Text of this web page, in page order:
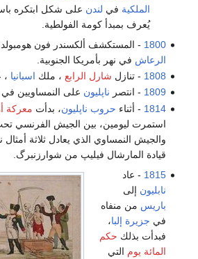
الملكية في لندن على شكل ابتكره
يُعرف بمبدأ كومة الفولطية.
1800 - المستكشف ألكسندر فون
الرعاش في نهر بأمريكا الجنوبية.
1808 - تنازل شارل الرابع ، ملك اسبانيا
1809 - انتصر ناپليون على النمساويين في
1814 - أثناء حروب ناپليون، بدأت معركة
استمرت ليومين، بين الجيش الفرنسي
والجيش النمساوي الذي يعادل ثلاثة
قيادة المارشال فيليپ من شوارزنبرگ.
1815 - عاد
نابليون إلى
باريس من منفاه
في جزيرة إلبا،
فبدأت بذلك حكم
المائة يوم التي